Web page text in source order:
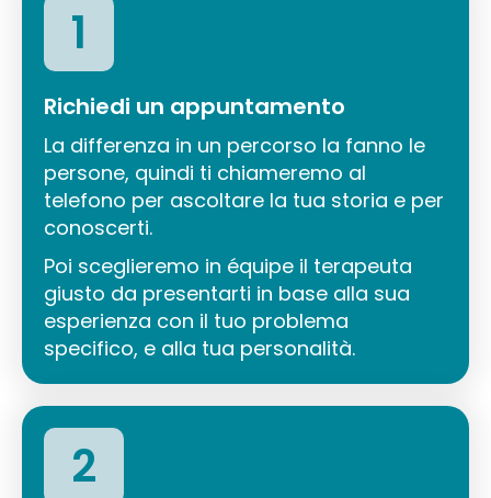
1
Richiedi un appuntamento
La differenza in un percorso la fanno le
persone, quindi ti chiameremo al
telefono per ascoltare la tua storia e per
conoscerti.
Poi sceglieremo in équipe il terapeuta
giusto da presentarti in base alla sua
esperienza con il tuo problema
specifico, e alla tua personalità.
2